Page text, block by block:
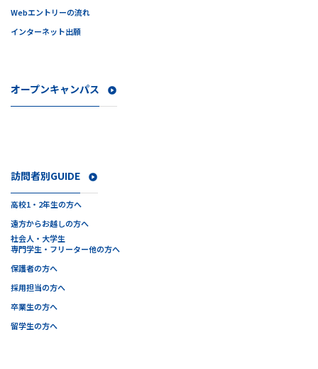
Webエントリーの流れ
インターネット出願
訪問者別GUIDE
高校1・2年生の方へ
遠方からお越しの方へ
社会人・大学生
専門学生・フリーター他の方へ
保護者の方へ
採用担当の方へ
卒業生の方へ
留学生の方へ
オープンキャンパス